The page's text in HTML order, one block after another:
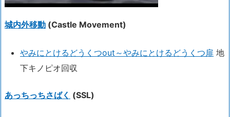
城内外移動 (Castle Movement)
やみにとけるどうくつout～やみにとけるどうくつ扉 地
下キノピオ回収
あっちっちさばく (SSL)